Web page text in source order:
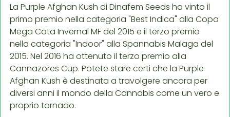
La Purple Afghan Kush di Dinafem Seeds ha vinto il
primo premio nella categoria "Best Indica" alla Copa
Mega Cata Invernal MF del 2015 e il terzo premio
nella categoria "Indoor" alla Spannabis Malaga del
2015. Nel 2016 ha ottenuto il terzo premio alla
Cannazores Cup. Potete stare certi che la Purple
Afghan Kush è destinata a travolgere ancora per
diversi anni il mondo della Cannabis come un vero e
proprio tornado.